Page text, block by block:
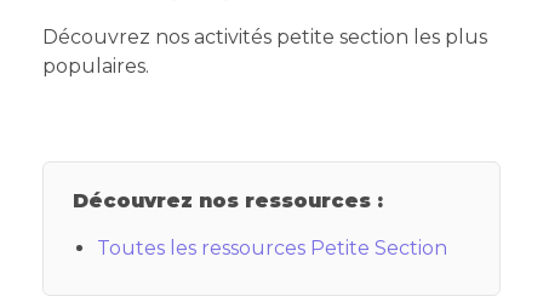
Découvrez nos activités petite section les plus
populaires.
Découvrez nos ressources :
Toutes les ressources Petite Section